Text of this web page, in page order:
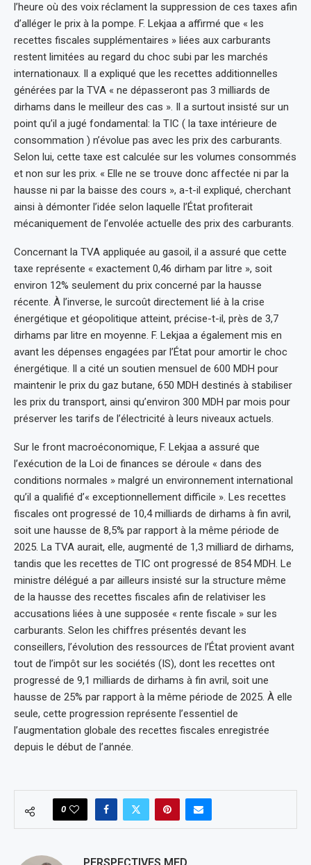
l’heure où des voix réclament la suppression de ces taxes afin
d’alléger le prix à la pompe. F. Lekjaa a affirmé que « les
recettes fiscales supplémentaires » liées aux carburants
restent limitées au regard du choc subi par les marchés
internationaux. Il a expliqué que les recettes additionnelles
générées par la TVA « ne dépasseront pas 3 milliards de
dirhams dans le meilleur des cas ». Il a surtout insisté sur un
point qu’il a jugé fondamental: la TIC ( la taxe intérieure de
consommation ) n’évolue pas avec les prix des carburants.
Selon lui, cette taxe est calculée sur les volumes consommés
et non sur les prix. « Elle ne se trouve donc affectée ni par la
hausse ni par la baisse des cours », a-t-il expliqué, cherchant
ainsi à démonter l’idée selon laquelle l’État profiterait
mécaniquement de l’envolée actuelle des prix des carburants.
Concernant la TVA appliquée au gasoil, il a assuré que cette
taxe représente « exactement 0,46 dirham par litre », soit
environ 12% seulement du prix concerné par la hausse
récente. À l’inverse, le surcoût directement lié à la crise
énergétique et géopolitique atteint, précise-t-il, près de 3,7
dirhams par litre en moyenne. F. Lekjaa a également mis en
avant les dépenses engagées par l’État pour amortir le choc
énergétique. Il a cité un soutien mensuel de 600 MDH pour
maintenir le prix du gaz butane, 650 MDH destinés à stabiliser
les prix du transport, ainsi qu’environ 300 MDH par mois pour
préserver les tarifs de l’électricité à leurs niveaux actuels.
Sur le front macroéconomique, F. Lekjaa a assuré que
l’exécution de la Loi de finances se déroule « dans des
conditions normales » malgré un environnement international
qu’il a qualifié d’« exceptionnellement difficile ». Les recettes
fiscales ont progressé de 10,4 milliards de dirhams à fin avril,
soit une hausse de 8,5% par rapport à la même période de
2025. La TVA aurait, elle, augmenté de 1,3 milliard de dirhams,
tandis que les recettes de TIC ont progressé de 854 MDH. Le
ministre délégué a par ailleurs insisté sur la structure même
de la hausse des recettes fiscales afin de relativiser les
accusations liées à une supposée « rente fiscale » sur les
carburants. Selon les chiffres présentés devant les
conseillers, l’évolution des ressources de l’État provient avant
tout de l’impôt sur les sociétés (IS), dont les recettes ont
progressé de 9,1 milliards de dirhams à fin avril, soit une
hausse de 25% par rapport à la même période de 2025. À elle
seule, cette progression représente l’essentiel de
l’augmentation globale des recettes fiscales enregistrée
depuis le début de l’année.
0